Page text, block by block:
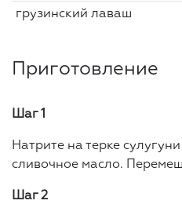
грузинский лаваш
Приготовление
Шаг 1
Натрите на терке
сливочное масло.
Шаг 2